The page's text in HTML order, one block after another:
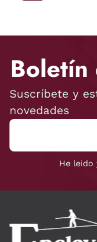
Boletín
Suscríbete y
novedades
He leído